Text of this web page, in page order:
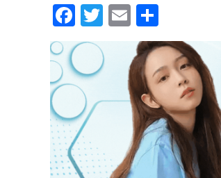
Fa
ce
o
o
k
T
tt
E
m
ai
l
享